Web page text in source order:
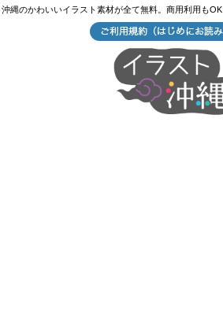
沖縄のかわいいイラスト素材が全て無料。商用利用もOK